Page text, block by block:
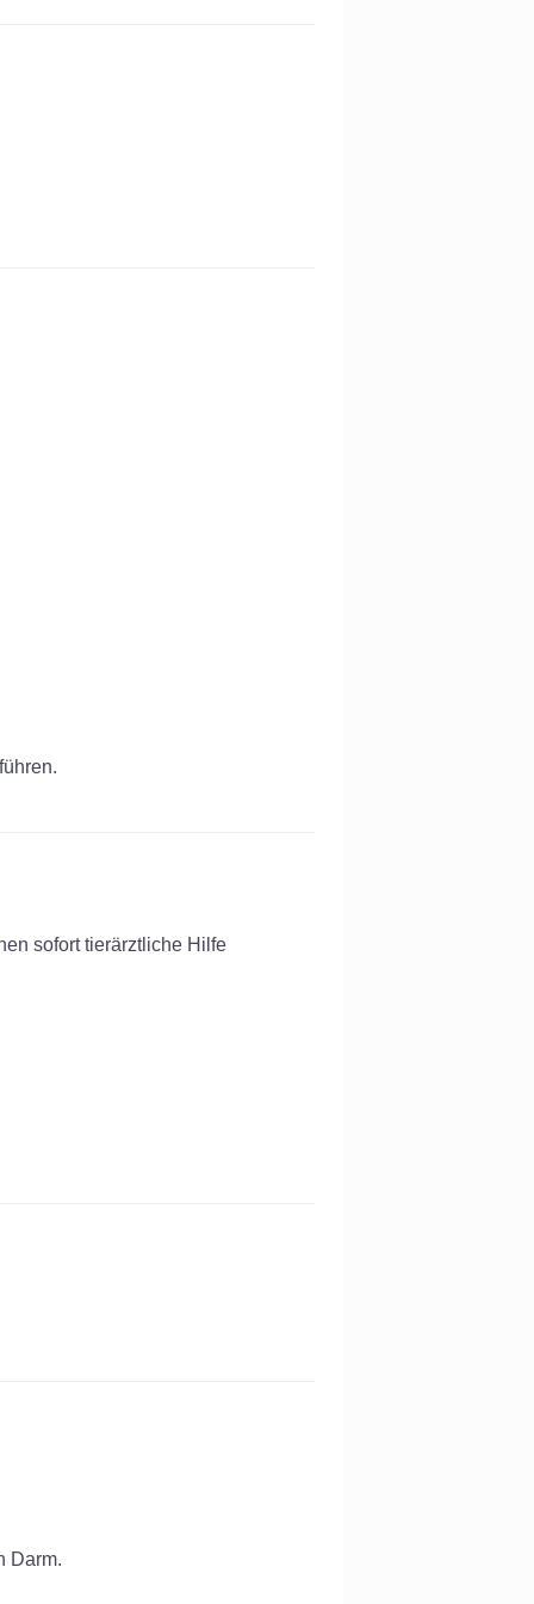
sofort tierärztliche Hilfe
Darm.